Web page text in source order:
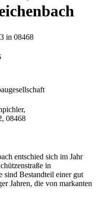
in 08468
08468
entschied sich im Jahr
in
sind Bestandteil einer gut
Jahren, die von markanten